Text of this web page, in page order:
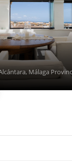
Málaga